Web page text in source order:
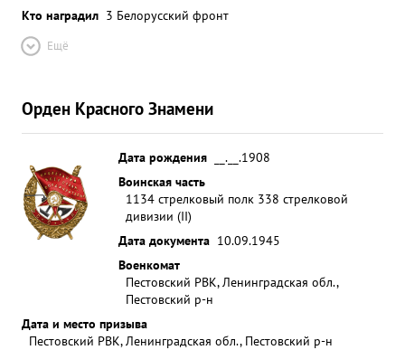
Кто наградил 3 Белорусский фронт
Ещё
Орден Красного Знамени
Дата рождения
__.__.1908
Воинская часть
1134 стрелковый полк 338 стрелковой
дивизии (II)
Дата документа 10.09.1945
Военкомат
Пестовский РВК, Ленинградская обл.,
Пестовский р-н
Дата и место призыва
Пестовский РВК, Ленинградская обл., Пестовский р-н